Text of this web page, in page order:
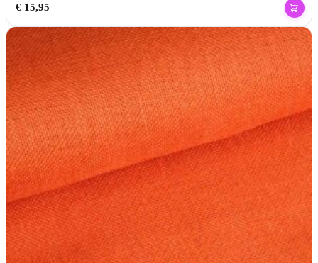
€15,95